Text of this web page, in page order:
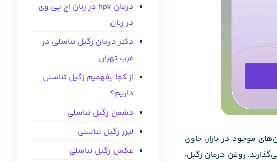
موجود در بازار، حاوی
روغن درمان زگیل،
درمان hpv در زنان اچ پی وی
در زنان
دکتر درمان زگیل تناسلی در
غرب تهران
از کجا بفهمیم زگیل تناسلی
داریم؟
دشمن زگیل تناسلی
لیزر زگیل تناسلی
عکس زگیل تناسلی